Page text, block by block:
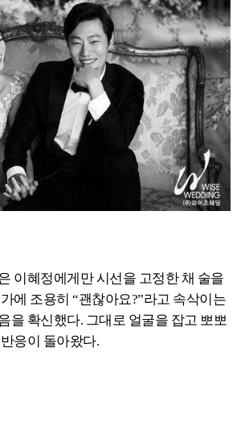
이혜정에게만 시선을 고정한 채 술을
에 조용히 “괜찮아요?”라고 속삭이는
을 확신했다. 그대로 얼굴을 잡고 뽀뽀
응이 돌아왔다.